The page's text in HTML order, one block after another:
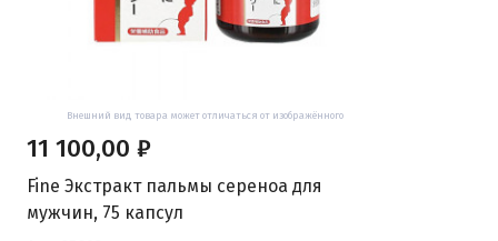
Внешний вид товара может отличаться от изображённого
Fine Экстракт пальмы сереноа для
мужчин, 75 капсул
11 100,00 ₽